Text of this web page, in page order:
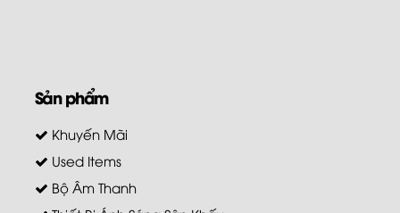
Sản phẩm
Khuyến Mãi
Used Items
Bộ Âm Thanh